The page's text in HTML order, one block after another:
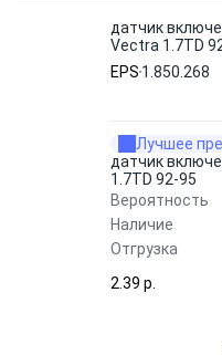
датчик
Vectra 1.7TD
EPS 1.850.268
Лучшее
датчик
1.7TD 92-95
Вероятность
Наличие
Отгрузка
2.39 p.